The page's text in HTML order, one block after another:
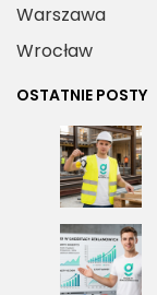
Warszawa
Wrocław
OSTATNIE POSTY